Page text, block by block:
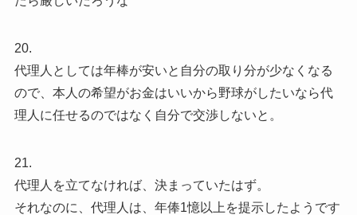
20.
代理人としては年棒が安いと自分の取り分が少なくなる
ので、本人の希望がお金はいいから野球がしたいなら代
理人に任せるのではなく自分で交渉しないと。
21.
代理人を立てなければ、決まっていたはず。
それなのに、代理人は、年俸1憶以上を提示したようです